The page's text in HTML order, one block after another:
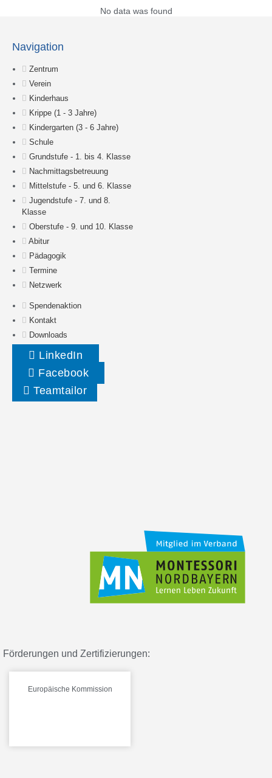
No data was found
Navigation
Zentrum
Verein
Kinderhaus
Krippe (1 - 3 Jahre)
Kindergarten (3 - 6 Jahre)
Schule
Grundstufe - 1. bis 4. Klasse
Nachmittagsbetreuung
Mittelstufe - 5. und 6. Klasse
Jugendstufe - 7. und 8.
Klasse
Oberstufe - 9. und 10. Klasse
Abitur
Pädagogik
Termine
Netzwerk
Spendenaktion
Kontakt
Downloads
LinkedIn
Facebook
Teamtailor
Förderungen und Zertifizierungen:
Europäische Kommission